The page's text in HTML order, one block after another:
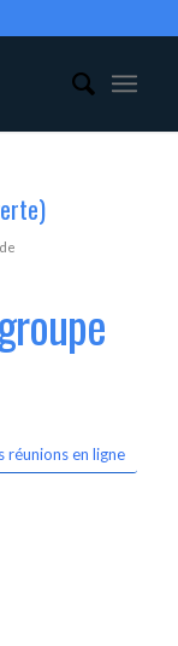
réunions en ligne